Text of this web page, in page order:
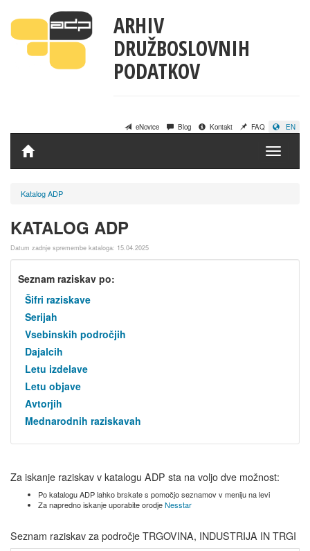
ARHIV
DRUŽBOSLOVNIH
PODATKOV
eNovice Blog Kontakt FAQ EN
Domov
Katalog ADP
KATALOG ADP
Datum zadnje spremembe kataloga: 15.04.2025
Seznam raziskav po:
Šifri raziskave
Serijah
Vsebinskih področjih
Dajalcih
Letu izdelave
Letu objave
Avtorjih
Mednarodnih raziskavah
Za iskanje raziskav v katalogu ADP sta na voljo dve možnost:
Po katalogu ADP lahko brskate s pomočjo seznamov v meniju na levi
Za napredno iskanje uporabite orodjeNesstar
Seznam raziskav za področje TRGOVINA, INDUSTRIJA IN TRGI